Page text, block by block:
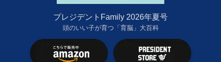
プレジデントFamily 2026年夏号
頭のいい子が育つ「育脳」大百科